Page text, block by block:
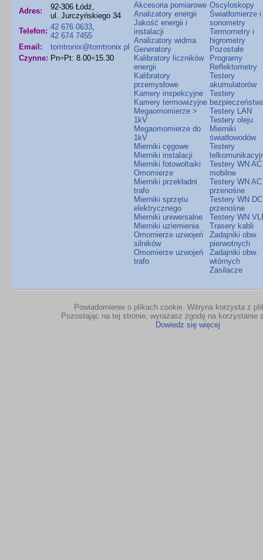
Adres:
92-306 Łódź,
ul. Jurczyńskiego 34
Telefon: 42 676 0633,
42 674 7455
Email:
tomtronix@tomtronix.pl
Czynne: Pn÷Pt: 8.00÷15.30
Akcesoria pomiarowe
Analizatory energii
Jakość energii i
instalacji
Analizatory widma
Generatory
Kalibratory liczników
energii
Kalibratory
przemysłowe
Kamery inspekcyjne
Kamery termowizyjne
Megaomomierze >
1kV
Megaomomierze do
1kV
Mierniki cęgowe
Mierniki instalacji
Mierniki fotowoltaiki
Omomierze
Mierniki przekładni
trafo
Mierniki sprzętu
elektrycznego
Mierniki uniwersalne
Mierniki uziemienia
Omomierze uzwojeń
silników
Omomierze uzwojeń
trafo
Oscyloskopy
Światłomierze i
sonometry
Termometry i
higrometry
Pozostałe
Programy
Reflektometry
Testery
akumulatorów
Testery
Testery LAN
Testery oleju
Mierniki
światłowodów
Testery
Testery WN AC
mobilne
Testery WN AC
przenośne
Testery WN DC
przenośne
Testery WN
Trasery kabli
Zadajniki obw.
pierwotnych
Zadajniki obw.
wtórnych
Zasilacze
Powiadomienie o plikach cookie. Witryna korzysta z
Pozostając na tej stronie, wyrażasz zgodę na korzystanie
Dowiedz się więcej